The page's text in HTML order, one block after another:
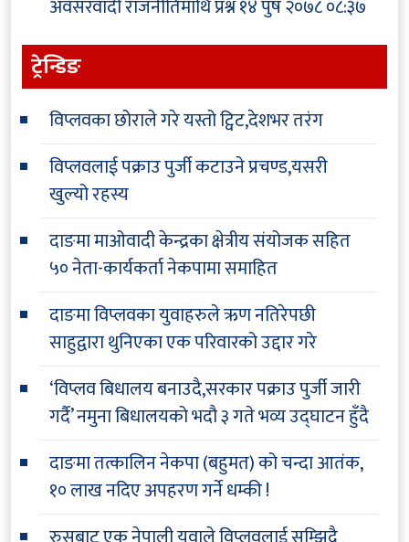
अवसरवादी राजनीतिमाथि प्रश्न१४ पुष २०७८ ०८:३७
ट्रेन्डिङ
विप्लवका छोराले गरे यस्तो ट्विट,देशभर तरंग
विप्लवलाई पक्राउ पुर्जी कटाउने प्रचण्ड,यसरी
खुल्यो रहस्य
दाङमा माओवादी केन्द्रका क्षेत्रीय संयोजक सहित
५० नेता-कार्यकर्ता नेकपामा समाहित
दाङमा विप्लवका युवाहरुले ऋण नतिरेपछी
साहुद्वारा थुनिएका एक परिवारको उद्दार गरे
‘विप्लव बिधालय बनाउदै,सरकार पक्राउ पुर्जी जारी
गर्दै’ नमुना बिधालयको भदौ ३ गते भव्य उद्घाटन हुँदै
दाङमा तत्कालिन नेकपा (बहुमत) को चन्दा आतंक,
१० लाख नदिए अपहरण गर्ने धम्की !